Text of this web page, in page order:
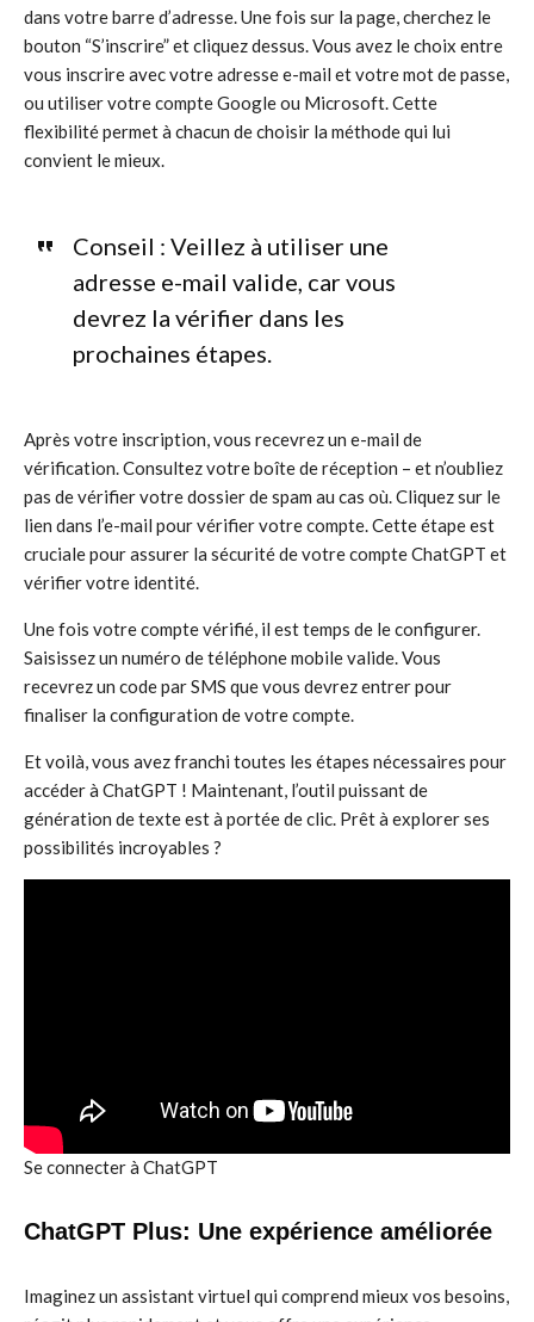
dans votre barre d’adresse. Une fois sur la page, cherchez le
bouton “S’inscrire” et cliquez dessus. Vous avez le choix entre
vous inscrire avec votre adresse e-mail et votre mot de passe,
ou utiliser votre compte Google ou Microsoft. Cette
flexibilité permet à chacun de choisir la méthode qui lui
convient le mieux.
Conseil : Veillez à utiliser une
adresse e-mail valide, car vous
devrez la vérifier dans les
prochaines étapes.
Après votre inscription, vous recevrez un e-mail de
vérification. Consultez votre boîte de réception – et n’oubliez
pas de vérifier votre dossier de spam au cas où. Cliquez sur le
lien dans l’e-mail pour vérifier votre compte. Cette étape est
cruciale pour assurer la sécurité de votre compte ChatGPT et
vérifier votre identité.
Une fois votre compte vérifié, il est temps de le configurer.
Saisissez un numéro de téléphone mobile valide. Vous
recevrez un code par SMS que vous devrez entrer pour
finaliser la configuration de votre compte.
Et voilà, vous avez franchi toutes les étapes nécessaires pour
accéder à ChatGPT ! Maintenant, l’outil puissant de
génération de texte est à portée de clic. Prêt à explorer ses
possibilités incroyables ?
Se connecter à ChatGPT
ChatGPT Plus: Une expérience améliorée
Imaginez un assistant virtuel qui comprend mieux vos besoins,